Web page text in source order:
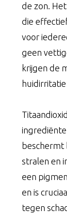
de zon.
die
voor
geen
krijgen de
huidirritatie
beschermt
stralen en
een
en is
tegen